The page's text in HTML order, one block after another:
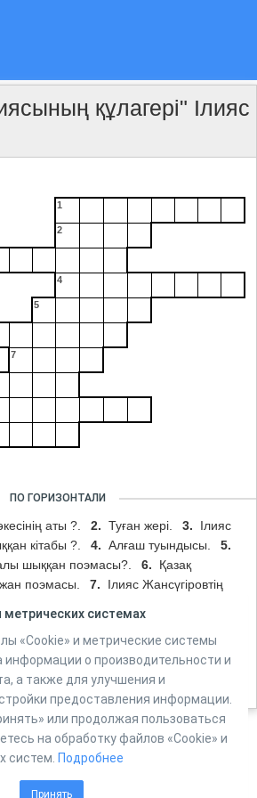
құлагері" Ілияс
1
2
4
5
7
ПО ГОРИЗОНТАЛИ
аты ?. 2. Туған жері. 3.
Ілияс
кітабы ?.
4. Алғаш туындысы.
5.
шыққан поэмасы?.
6.
Қазақ
поэмасы.
7.
Ілияс Жансүгіровтің
аты ?.
етуге ықпал еткен жазушы.
Powered by
Online Test Pad
метрических системах
«Cookie» и метрические системы
информации о производительности и
а также для улучшения и
предоставления информации.
или продолжая пользоваться
на обработку файлов «Cookie» и
систем. Подробнее
Принять